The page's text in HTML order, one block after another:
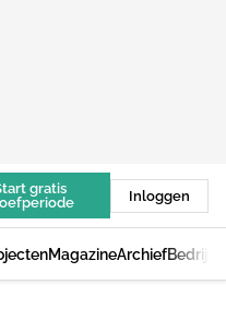
gratis
Inloggen
MagazineArchief